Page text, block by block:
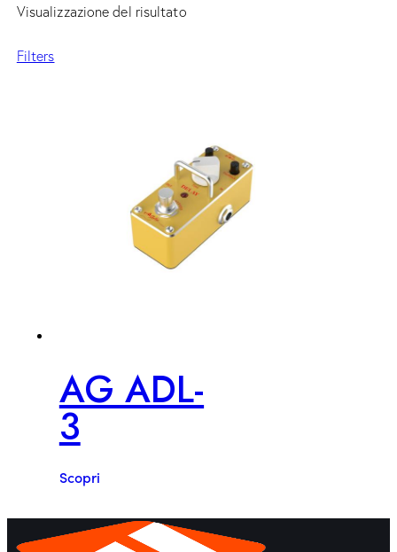
Visualizzazione del risultato
Filters
AG ADL-
3
Scopri